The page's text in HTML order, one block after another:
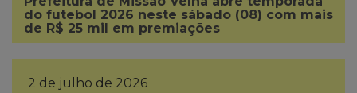
do futebol 2026 neste sábado (08) com mais
de R$ 25 mil em premiações
2 de julho de 2026